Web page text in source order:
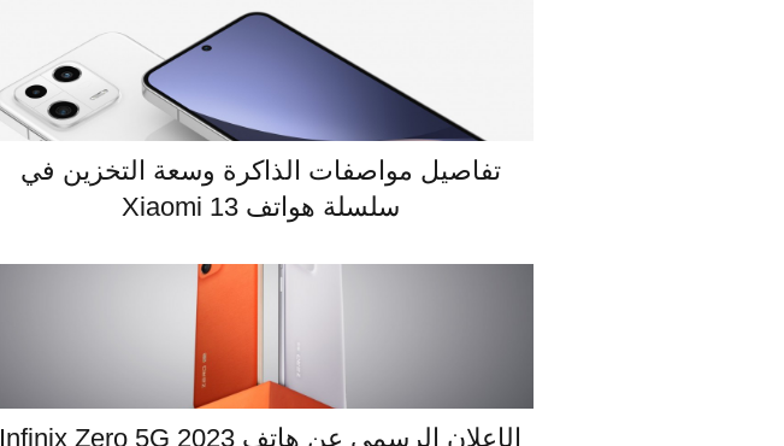
تفاصيل مواصفات الذاكرة وسعة التخزين في
سلسلة هواتف Xiaomi 13
الإعلان الرسمي عن هاتف Infinix Zero 5G 2023